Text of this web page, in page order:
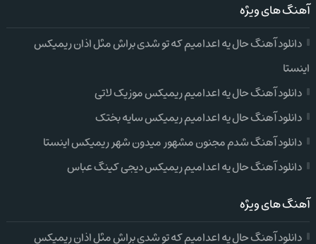
آهنگ های ویژه
دانلود آهنگ حال یه اعدامیم که تو شدی براش مثل اذان ریمیکس
اینستا
دانلود آهنگ حال یه اعدامیم ریمیکس موزیک لاتی
دانلود آهنگ حال یه اعدامیم ریمیکس سایه بختک
دانلود آهنگ شدم مجنون مشهور میدون شهر ریمیکس اینستا
دانلود آهنگ حال یه اعدامیم ریمیکس دیجی کینگ عباس
آهنگ های ویژه
دانلود آهنگ حال یه اعدامیم که تو شدی براش مثل اذان ریمیکس